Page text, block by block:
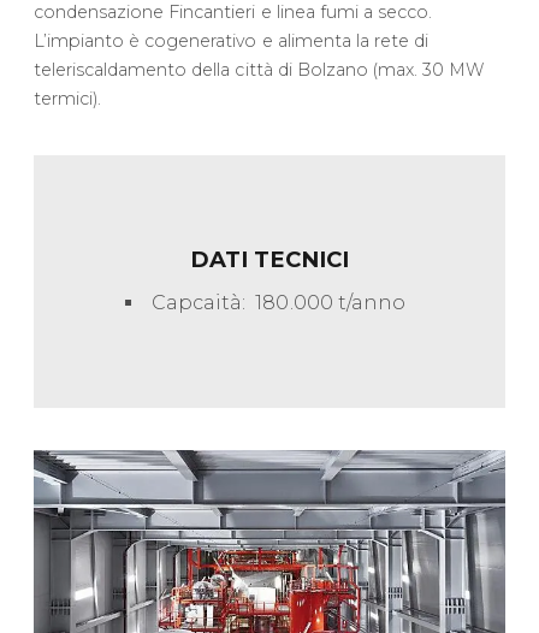
condensazione Fincantieri e linea fumi a secco.
L’impianto è cogenerativo e alimenta la rete di
teleriscaldamento della città di Bolzano (max. 30 MW
termici).
DATI TECNICI
Capcaità: 180.000 t/anno